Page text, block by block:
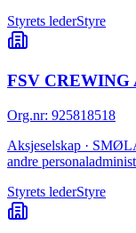
Styrets lederStyre
FSV CREWING
Org.nr: 925818518
Aksjeselskap ·
andre
Styrets lederStyre